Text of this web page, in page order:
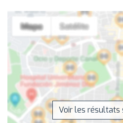
Voir les résultats